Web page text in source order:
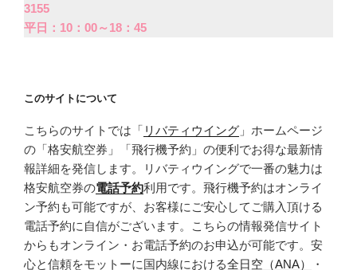
3155
平日：10：00～18：45
このサイトについて
こちらのサイトでは「 リバティウイング 」ホームページ
の「格安航空券」「飛行機予約」の便利でお得な最新情
報詳細を発信します。リバティウイングで一番の魅力は
格安航空券の電話予約利用です。飛行機予約はオンライ
ン予約も可能ですが、お客様にご安心してご購入頂ける
電話予約に自信がございます。こちらの情報発信サイト
からもオンライン・お電話予約のお申込が可能です。安
心と信頼をモットーに国内線における全日空（ANA）
・